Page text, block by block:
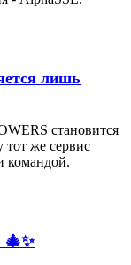
лишь
становится
же сервис
командой.
🎄✨